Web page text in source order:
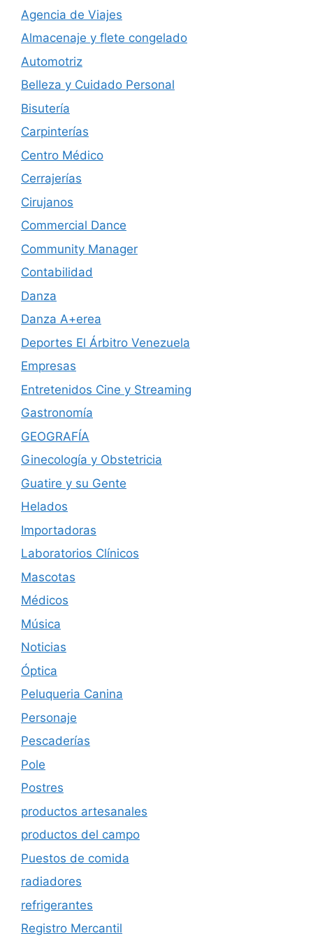
Agencia de Viajes
Almacenaje y flete congelado
Automotriz
Belleza y Cuidado Personal
Bisutería
Carpinterías
Centro Médico
Cerrajerías
Cirujanos
Commercial Dance
Community Manager
Contabilidad
Danza
Danza A+erea
Deportes El Árbitro Venezuela
Empresas
Entretenidos Cine y Streaming
Gastronomía
GEOGRAFÍA
Ginecología y Obstetricia
Guatire y su Gente
Helados
Importadoras
Laboratorios Clínicos
Mascotas
Médicos
Música
Noticias
Óptica
Peluqueria Canina
Personaje
Pescaderías
Pole
Postres
productos artesanales
productos del campo
Puestos de comida
radiadores
refrigerantes
Registro Mercantil